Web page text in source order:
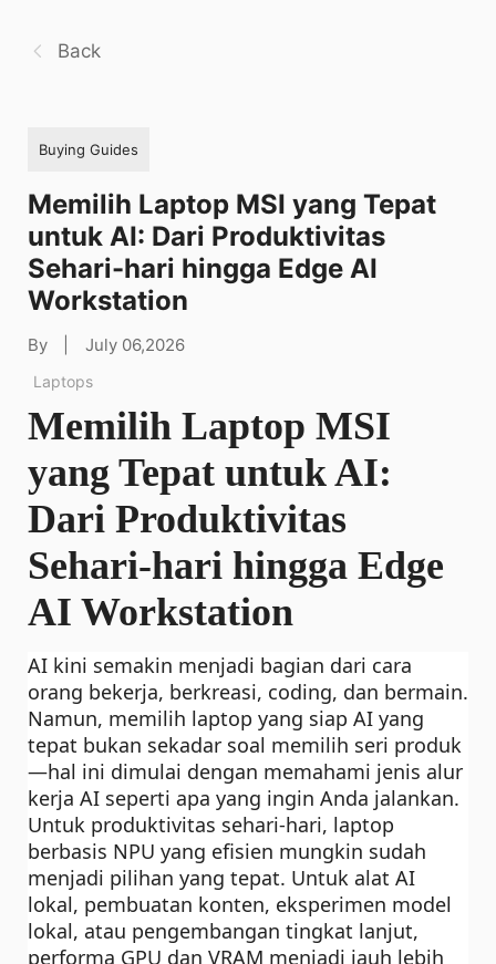
Back
Buying Guides
Memilih Laptop MSI yang Tepat
untuk AI: Dari Produktivitas
Sehari-hari hingga Edge AI
Workstation
By July 06,2026
Laptops
Memilih Laptop MSI
yang Tepat untuk AI:
Dari Produktivitas
Sehari-hari hingga Edge
AI Workstation
AI kini semakin menjadi bagian dari cara
orang bekerja, berkreasi, coding, dan bermain.
Namun, memilih laptop yang siap AI yang
tepat bukan sekadar soal memilih seri produk
—hal ini dimulai dengan memahami jenis alur
kerja AI seperti apa yang ingin Anda jalankan.
Untuk produktivitas sehari-hari, laptop
berbasis NPU yang efisien mungkin sudah
menjadi pilihan yang tepat. Untuk alat AI
lokal, pembuatan konten, eksperimen model
lokal, atau pengembangan tingkat lanjut,
performa GPU dan VRAM menjadi jauh lebih